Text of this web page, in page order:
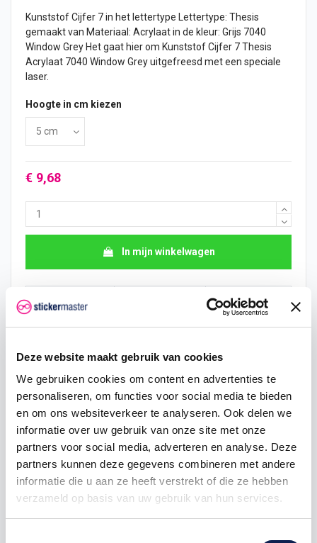
Deze website maakt gebruik van cookies
We gebruiken cookies om content en advertenties te
personaliseren, om functies voor social media te bieden
en om ons websiteverkeer te analyseren. Ook delen we
informatie over uw gebruik van onze site met onze
partners voor social media, adverteren en analyse. Deze
partners kunnen deze gegevens combineren met andere
informatie die u aan ze heeft verstrekt of die ze hebben
verzameld op basis van uw gebruik van hun services.
KunststofCijfer 7 in het lettertype Lettertype: Thesis
gemaakt van Materiaal: Acrylaat in de kleur: Grijs 7040
Window Grey Het gaat hier om Kunststof Cijfer 7 Thesis
Acrylaat 7040 Window Grey uitgefreesd met een speciale
laser.
Hoogte in cm kiezen
€ 9,68
In mijn winkelwagen
Hoeveelheid Je bespaart
10 € 7,74 € 19,36
15 € 6,78 € 43,56
€ 6,29 € 84,70
50 € 5,81 € 193,60
100 € 5,32 € 435,60
200 € 4,84 € 968,00